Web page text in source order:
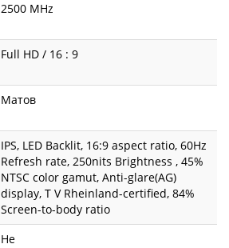
2500 MHz
Full HD / 16 : 9
Матов
IPS, LED Backlit, 16:9 aspect ratio, 60Hz
Refresh rate, 250nits Brightness , 45%
NTSC color gamut, Anti-glare(AG)
display, T V Rheinland-certified, 84%
Screen-to-body ratio
Не